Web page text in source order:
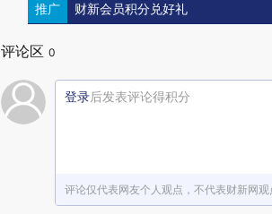
推广 财新会员积分兑好礼
评论区 0
登录后发表评论得积分
评论仅代表网友个人观点，不代表财新网观